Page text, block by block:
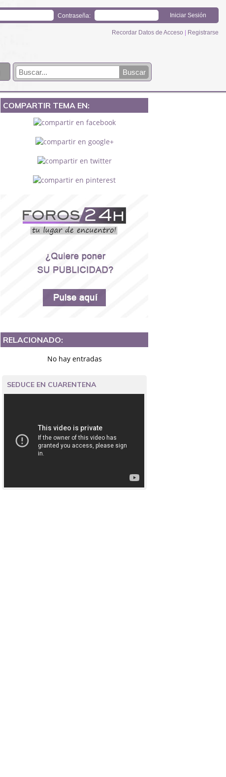
Contraseña:
Recordar Datos de Acceso Registrarse
COMPARTIR TEMA EN:
RELACIONADO:
No hay entradas
SEDUCE EN CUARENTENA